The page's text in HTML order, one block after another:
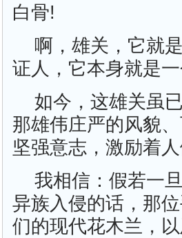
白骨!
啊，雄关，它就
证人，它本身就是
如今，这雄关虽
那雄伟庄严的风貌
坚强意志，激励着
我相信：假若一
异族入侵的话，那
们的现代花木兰，